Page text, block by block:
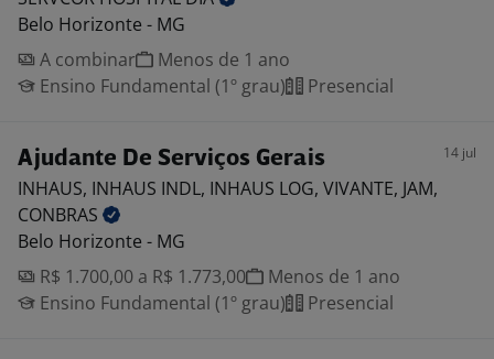
Belo Horizonte - MG
A combinar
Menos de 1 ano
Ensino Fundamental (1º grau)
Presencial
Ajudante De Serviços Gerais 14 jul
INHAUS, INHAUS INDL, INHAUS LOG, VIVANTE, JAM,
CONBRAS
Belo Horizonte - MG
R$ 1.700,00 a R$ 1.773,00
Menos de 1 ano
Ensino Fundamental (1º grau)
Presencial